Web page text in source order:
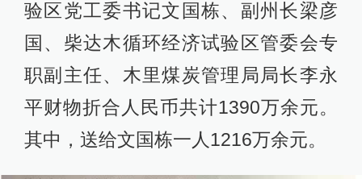
验区党工委书记文国栋、副州长梁彦
国、柴达木循环经济试验区管委会专
职副主任、木里煤炭管理局局长李永
平财物折合人民币共计1390万余元。
其中，送给文国栋一人1216万余元。